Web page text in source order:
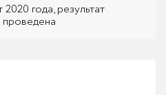
года, результат